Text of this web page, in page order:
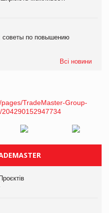
по повышению
Всі новини